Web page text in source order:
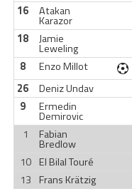
16
Atakan
Karazor
18
Jamie
Leweling
8
Enzo Millot
26
Deniz Undav
9
Ermedin
Demirovic
1
Fabian
Bredlow
10 El Bilal Touré
13 Frans Krätzig